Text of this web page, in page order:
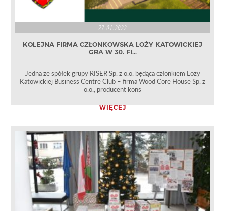
27.01.2022
KOLEJNA FIRMA CZŁONKOWSKA LOŻY KATOWICKIEJ
GRA W 30. FI...
Jedna ze spółek grupy RISER Sp. z o.o. będąca członkiem Loży
Katowickiej Business Centre Club – firma Wood Core House Sp. z
o.o., producent kons
WIĘCEJ